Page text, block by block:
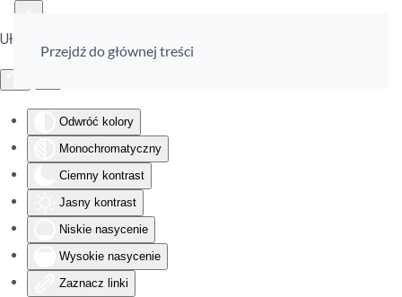
Ułatwienia dostępu
Odwróć kolory
Monochromatyczny
Ciemny kontrast
Jasny kontrast
Niskie nasycenie
Wysokie nasycenie
Zaznacz linki
Przejdź do głównej treści